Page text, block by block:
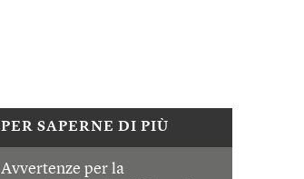
PER SAPERNE DI PIÙ
Avvertenze per la